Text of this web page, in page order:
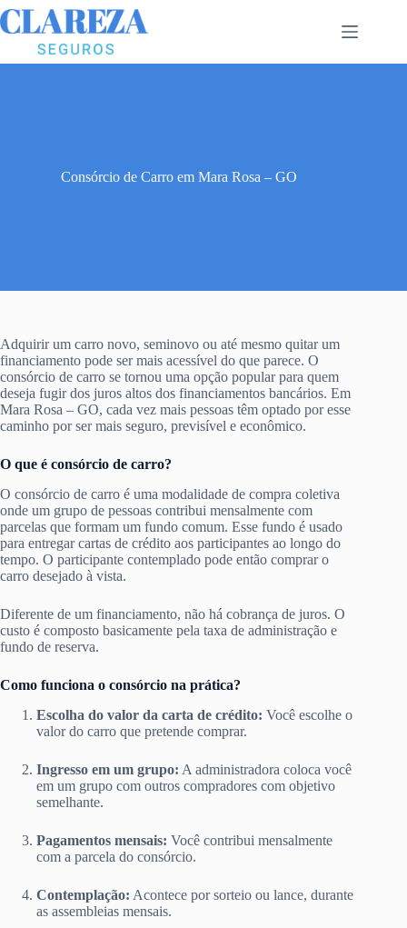
Pular
para
conteúdo
Consórcio de Carro em Mara Rosa – GO
Adquirir um carro novo, seminovo ou até mesmo quitar um
financiamento pode ser mais acessível do que parece. O
consórcio de carro se tornou uma opção popular para quem
deseja fugir dos juros altos dos financiamentos bancários. Em
Mara Rosa – GO, cada vez mais pessoas têm optado por esse
caminho por ser mais seguro, previsível e econômico.
O que é consórcio de carro?
O consórcio de carro é uma modalidade de compra coletiva
onde um grupo de pessoas contribui mensalmente com
parcelas que formam um fundo comum. Esse fundo é usado
para entregar cartas de crédito aos participantes ao longo do
tempo. O participante contemplado pode então comprar o
carro desejado à vista.
Diferente de um financiamento, não há cobrança de juros. O
custo é composto basicamente pela taxa de administração e
fundo de reserva.
Como funciona o consórcio na prática?
Escolha do valor da carta de crédito: Você escolhe o
valor do carro que pretende comprar.
Ingresso em um grupo: A administradora coloca você
em um grupo com outros compradores com objetivo
semelhante.
Pagamentos mensais: Você contribui mensalmente
com a parcela do consórcio.
Contemplação: Acontece por sorteio ou lance, durante
as assembleias mensais.